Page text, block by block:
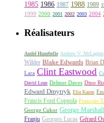
1985 1986 1987 1988 1989
1999 2000 2001 2002 2003 2004
Réalisateurs
André Hunebelle Andrew V. McLaglen
Wilder Blake Edwards Brian
Lara Clint Eastwood
David Lean Delmer Daves Dino
Edward Dmytryk Elia Kazan
Francis Ford Coppola François
George Cukor George Marshall
Franju Georges Lucas Gérard